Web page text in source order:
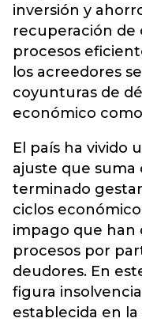
inversión y
recuperación de
procesos
los acreedores
coyunturas de
económico
El país ha vivido
ajuste que suma
terminado
ciclos
impago que han
procesos por
deudores. En
figura
establecida en la